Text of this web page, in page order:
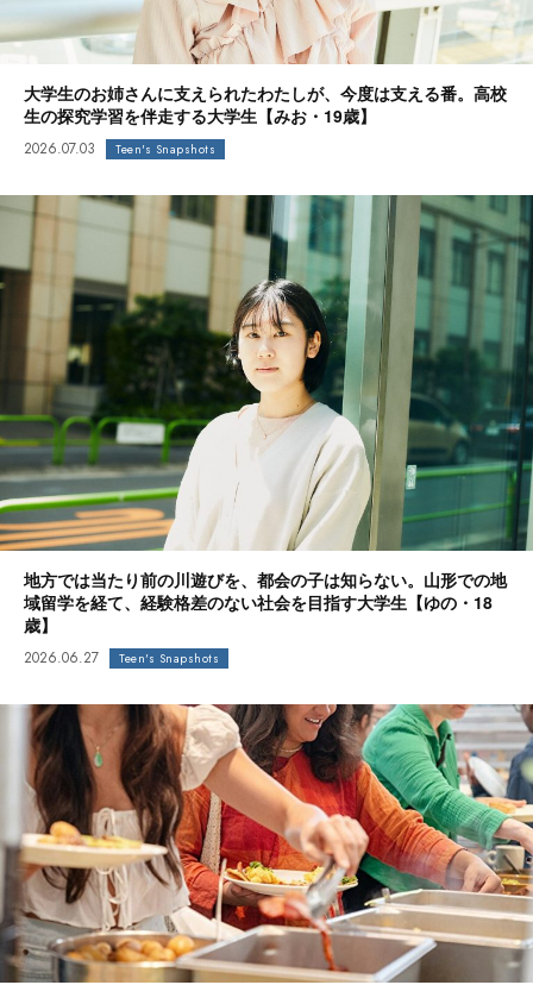
大学生のお姉さんに支えられたわたしが、今度は支える番。高校
生の探究学習を伴走する大学生【みお・19歳】
2026.07.03 Teen's Snapshots
地方では当たり前の川遊びを、都会の子は知らない。山形での地
域留学を経て、経験格差のない社会を目指す大学生【ゆの・18
歳】
2026.06.27 Teen's Snapshots